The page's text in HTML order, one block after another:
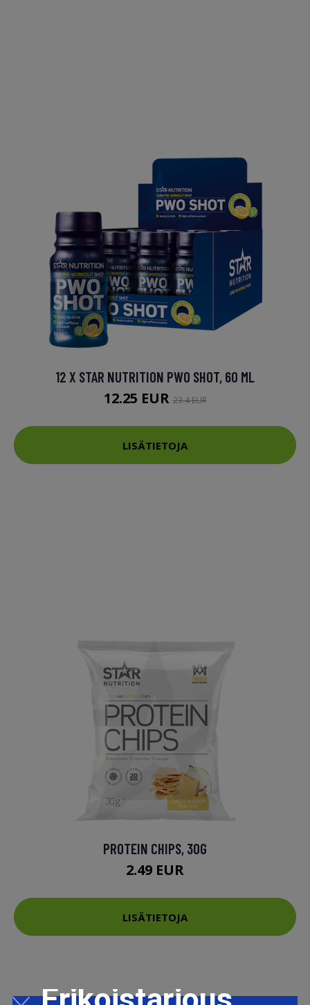
12 X STAR NUTRITION PWO SHOT, 60 ML
12.25 EUR23.4 EUR
LISÄTIETOJA
PROTEIN CHIPS, 30G
2.49 EUR
LISÄTIETOJA